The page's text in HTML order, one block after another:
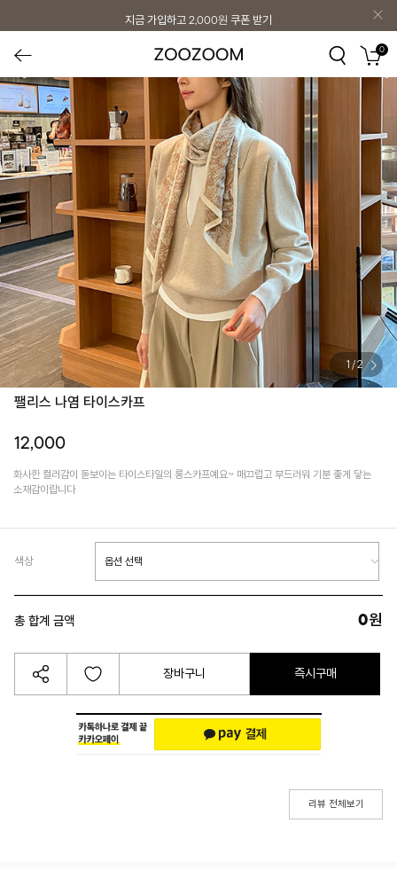
지금 가입하고 2,000원 쿠폰 받기
0
/ 2
팰리스 나염 타이스카프
12,000
화사한 컬러감이 돋보이는 타이스타일의 롱스카프예요~ 매끄럽고 부드러워 기분 좋게 닿는
소재감이랍니다
색상
총 합계 금액 0원
장바구니 즉시구매
리뷰 전체보기